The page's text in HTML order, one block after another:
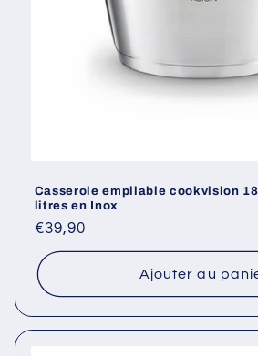
Casserole empilable cookvision
litres en Inox
Prix
habituel
€39,90
Ajouter au